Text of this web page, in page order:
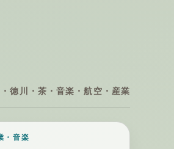
徳川・茶・音楽・航空・産業
・音楽